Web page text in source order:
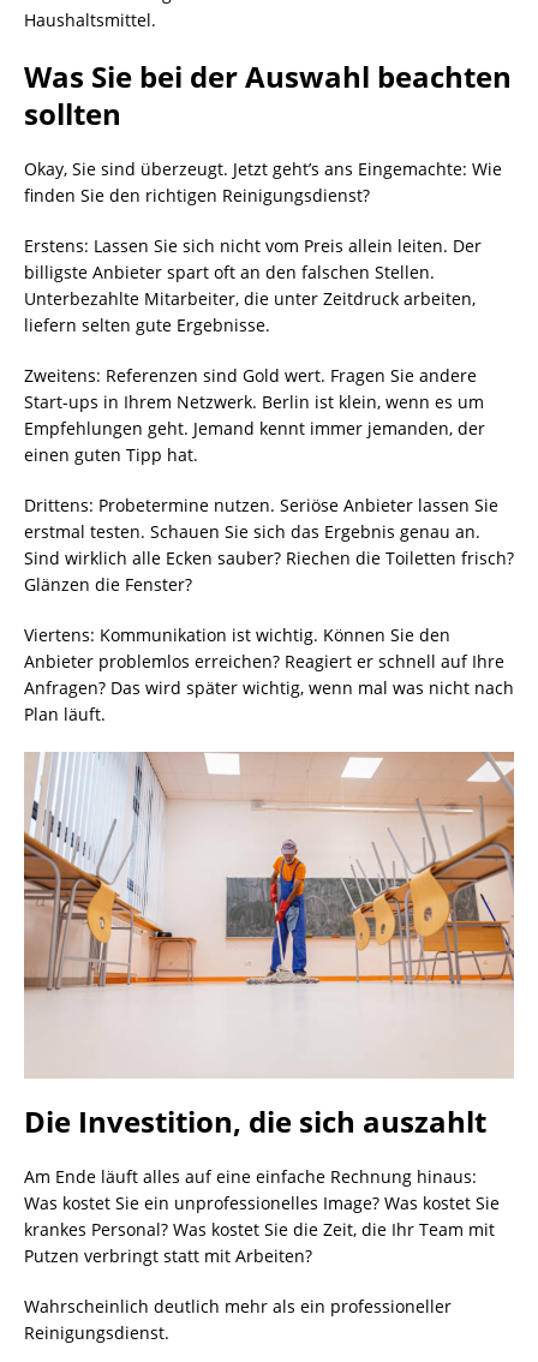
Haushaltsmittel.
Was Sie bei der Auswahl beachten
sollten
Okay, Sie sind überzeugt. Jetzt geht’s ans Eingemachte: Wie
finden Sie den richtigen Reinigungsdienst?
Erstens: Lassen Sie sich nicht vom Preis allein leiten. Der
billigste Anbieter spart oft an den falschen Stellen.
Unterbezahlte Mitarbeiter, die unter Zeitdruck arbeiten,
liefern selten gute Ergebnisse.
Zweitens: Referenzen sind Gold wert. Fragen Sie andere
Start-ups in Ihrem Netzwerk. Berlin ist klein, wenn es um
Empfehlungen geht. Jemand kennt immer jemanden, der
einen guten Tipp hat.
Drittens: Probetermine nutzen. Seriöse Anbieter lassen Sie
erstmal testen. Schauen Sie sich das Ergebnis genau an.
Sind wirklich alle Ecken sauber? Riechen die Toiletten frisch?
Glänzen die Fenster?
Viertens: Kommunikation ist wichtig. Können Sie den
Anbieter problemlos erreichen? Reagiert er schnell auf Ihre
Anfragen? Das wird später wichtig, wenn mal was nicht nach
Plan läuft.
Die Investition, die sich auszahlt
Am Ende läuft alles auf eine einfache Rechnung hinaus:
Was kostet Sie ein unprofessionelles Image? Was kostet Sie
krankes Personal? Was kostet Sie die Zeit, die Ihr Team mit
Putzen verbringt statt mit Arbeiten?
Wahrscheinlich deutlich mehr als ein professioneller
Reinigungsdienst.